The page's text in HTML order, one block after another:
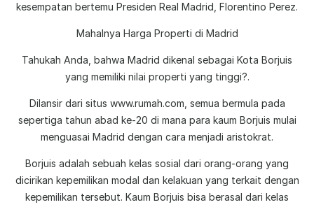
kesempatan bertemu Presiden Real Madrid, Florentino Perez.
Mahalnya Harga Properti di Madrid
Tahukah Anda, bahwa Madrid dikenal sebagai Kota Borjuis
yang memiliki nilai properti yang tinggi?.
Dilansir dari situs www.rumah.com, semua bermula pada
sepertiga tahun abad ke-20 di mana para kaum Borjuis mulai
menguasai Madrid dengan cara menjadi aristokrat.
Borjuis adalah sebuah kelas sosial dari orang-orang yang
dicirikan kepemilikan modal dan kelakuan yang terkait dengan
kepemilikan tersebut. Kaum Borjuis bisa berasal dari kelas